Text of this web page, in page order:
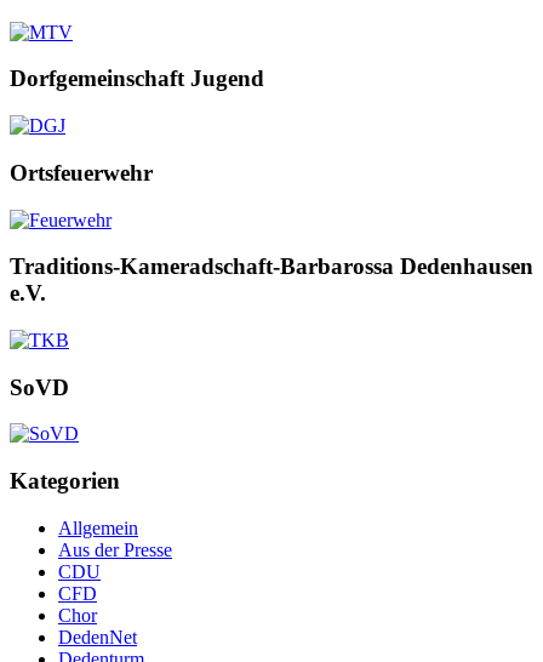
Dorfgemeinschaft Jugend
Ortsfeuerwehr
Traditions-Kameradschaft-Barbarossa Dedenhausen
e.V.
SoVD
Kategorien
Allgemein
Aus der Presse
CDU
CFD
Chor
DedenNet